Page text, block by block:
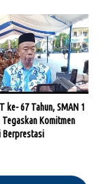
ke- 67 Tahun, SMAN 1
Komitmen
Berprestasi